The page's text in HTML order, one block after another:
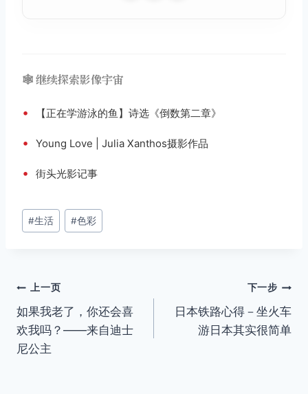
🕸️ 继续探索影像宇宙
• 【正在学游泳的鱼】诗选《倒数第二章》
• Young Love | Julia Xanthos摄影作品
• 街头光影记事
文
章
#生活 #色彩
文
章
导
上一页
如果我老了，你还会喜
欢我吗？——来自迪士
尼公主
下一步
日本铁路心得－坐火车
游日本其实很简单